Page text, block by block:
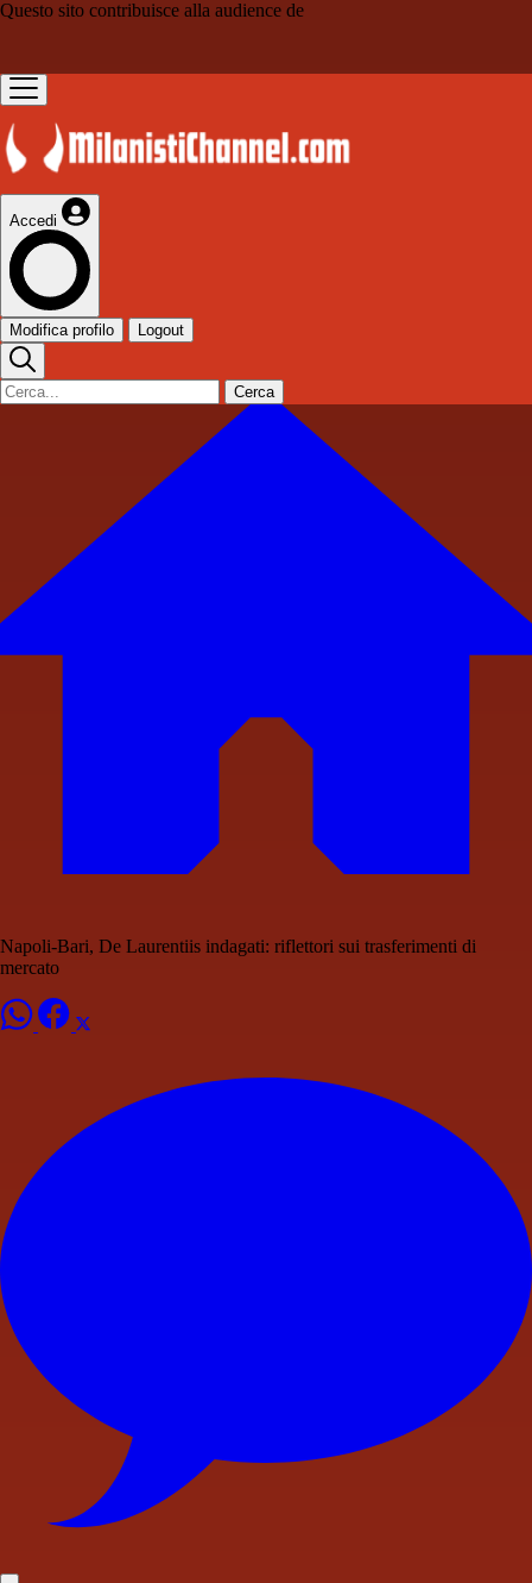
Questo sito contribuisce alla audience de
Accedi
Modifica profilo Logout
Cerca
Napoli-Bari, De Laurentiis indagati: riflettori sui trasferimenti di
mercato